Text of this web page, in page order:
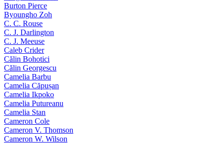
Burton Pierce
Byoungho Zoh
C. C. Rouse
C. J. Darlington
C. J. Meeuse
Caleb Crider
Călin Bohotici
Călin Georgescu
Camelia Barbu
Camelia Căpușan
Camelia Ikpoko
Camelia Putureanu
Camelia Stan
Cameron Cole
Cameron V. Thomson
Cameron W. Wilson